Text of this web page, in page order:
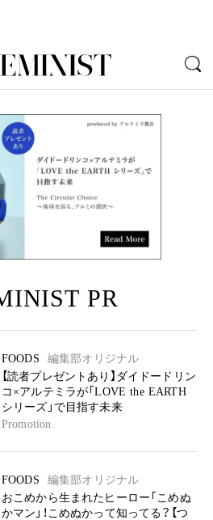
PR
FOODS
編集部オリジナル
【読者プレゼントあり】ダイドードリン
コ×アルテミラが「LOVE the EARTH
シリーズ」で目指す未来
Promotion
FOODS
編集部オリジナル
おこめから生まれたヒーロー「こめぬ
かマン」！こめぬかって知ってる？【つ